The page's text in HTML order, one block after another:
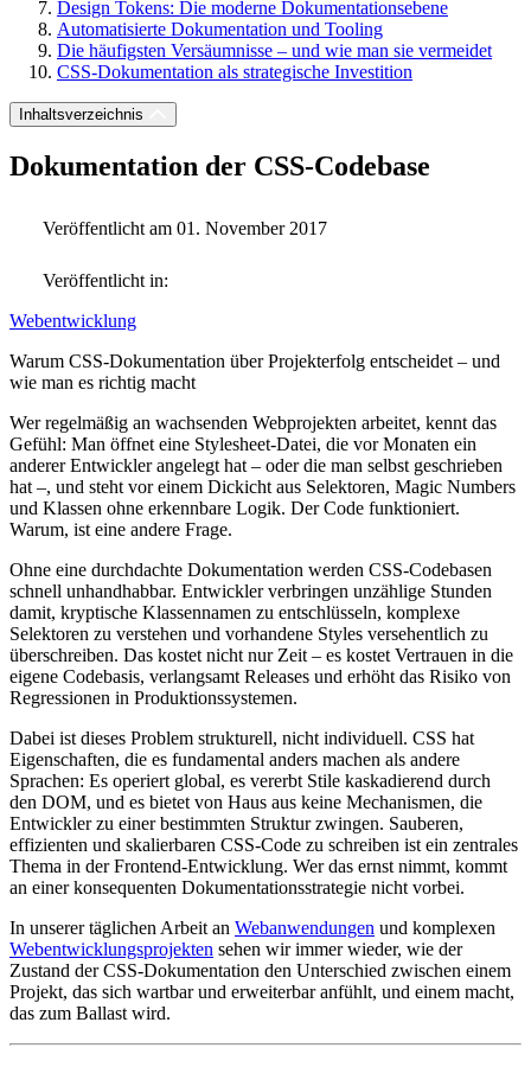
Design Tokens: Die moderne Dokumentationsebene
Automatisierte Dokumentation und Tooling
Die häufigsten Versäumnisse – und wie man sie vermeidet
CSS-Dokumentation als strategische Investition
Inhaltsverzeichnis
Dokumentation der CSS-Codebase
Veröffentlicht am 01. November 2017
Veröffentlicht in:
Webentwicklung
Warum CSS-Dokumentation über Projekterfolg entscheidet – und
wie man es richtig macht
Wer regelmäßig an wachsenden Webprojekten arbeitet, kennt das
Gefühl: Man öffnet eine Stylesheet-Datei, die vor Monaten ein
anderer Entwickler angelegt hat – oder die man selbst geschrieben
hat –, und steht vor einem Dickicht aus Selektoren, Magic Numbers
und Klassen ohne erkennbare Logik. Der Code funktioniert.
Warum, ist eine andere Frage.
Ohne eine durchdachte Dokumentation werden CSS-Codebasen
schnell unhandhabbar. Entwickler verbringen unzählige Stunden
damit, kryptische Klassennamen zu entschlüsseln, komplexe
Selektoren zu verstehen und vorhandene Styles versehentlich zu
überschreiben. Das kostet nicht nur Zeit – es kostet Vertrauen in die
eigene Codebasis, verlangsamt Releases und erhöht das Risiko von
Regressionen in Produktionssystemen.
Dabei ist dieses Problem strukturell, nicht individuell. CSS hat
Eigenschaften, die es fundamental anders machen als andere
Sprachen: Es operiert global, es vererbt Stile kaskadierend durch
den DOM, und es bietet von Haus aus keine Mechanismen, die
Entwickler zu einer bestimmten Struktur zwingen. Sauberen,
effizienten und skalierbaren CSS-Code zu schreiben ist ein zentrales
Thema in der Frontend-Entwicklung. Wer das ernst nimmt, kommt
an einer konsequenten Dokumentationsstrategie nicht vorbei.
In unserer täglichen Arbeit an Webanwendungen und komplexen
Webentwicklungsprojekten sehen wir immer wieder, wie der
Zustand der CSS-Dokumentation den Unterschied zwischen einem
Projekt, das sich wartbar und erweiterbar anfühlt, und einem macht,
das zum Ballast wird.